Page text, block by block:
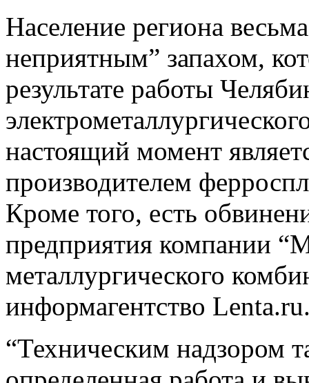
Население региона
неприятным” запахом,
результате работы
настоящий момент
производителем
Кроме того, есть
предприятия компании
металлургического
информагентство
“Техническим надзором